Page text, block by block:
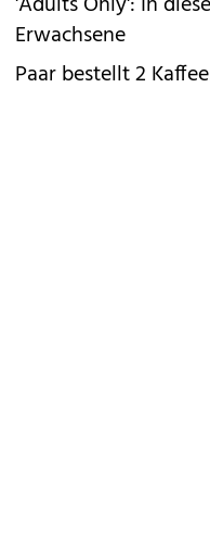
Erwachsene
Paar bestellt 2